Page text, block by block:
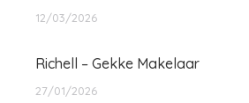
12/03/2026
Richell – Gekke Makelaar
27/01/2026